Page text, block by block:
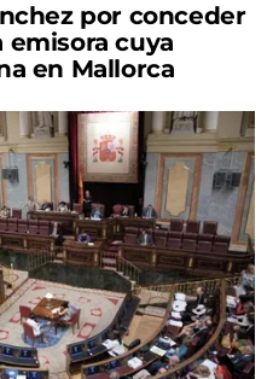
por conceder
emisora cuya
en Mallorca